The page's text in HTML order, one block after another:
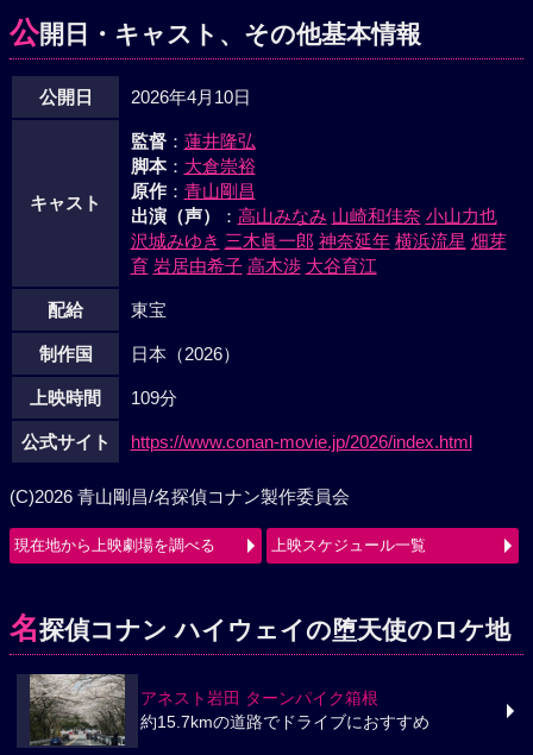
公開日・キャスト、その他基本情報
公開日 2026年4月10日
キャスト
監督： 蓮井隆弘
脚本： 大倉崇裕
原作： 青山剛昌
出演（声）
： 高山みなみ 山崎和佳奈 小山力也
沢城みゆき 三木眞一郎 神奈延年 横浜流星 畑芽
育 岩居由希子 高木渉 大谷育江
配給 東宝
制作国 日本（2026）
上映時間 109分
公式サイト https://www.conan-movie.jp/2026/index.html
(C)2026 青山剛昌/名探偵コナン製作委員会
現在地から上映劇場を調べる 上映スケジュール一覧
名探偵コナン ハイウェイの堕天使のロケ地
アネスト岩田 ターンパイク箱根
約15.7kmの道路でドライブにおすすめ